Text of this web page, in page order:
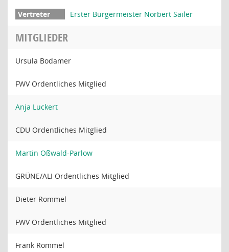
Erster Bürgermeister Norbert Sailer
MITGLIEDER
Ursula Bodamer
FWV Ordentliches Mitglied
Anja Luckert
CDU Ordentliches Mitglied
Martin Oßwald-Parlow
GRÜNE/ALI Ordentliches Mitglied
Dieter Rommel
FWV Ordentliches Mitglied
Frank Rommel